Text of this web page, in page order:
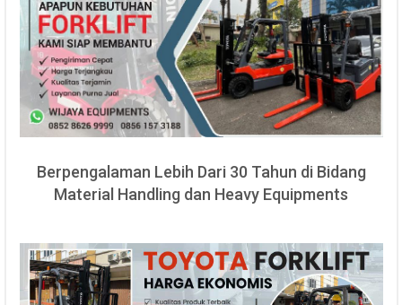
Berpengalaman Lebih Dari 30 Tahun di Bidang
Material Handling dan Heavy Equipments